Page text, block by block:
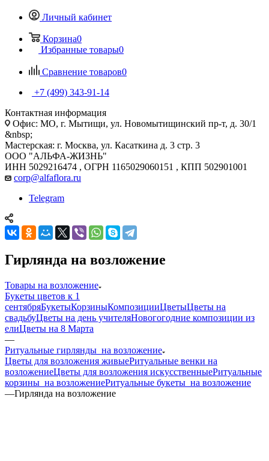
Личный кабинет
Корзина0
Избранные товары0
Сравнение товаров0
+7 (499) 343-91-14
Контактная информация
Офис: МО, г. Мытищи, ул. Новомытищинский пр-т, д. 30/1
&nbsp;
Мастерская: г. Москва, ул. Касаткина д. 3 стр. 3
ООО "АЛЬФА-ЖИЗНЬ"
ИНН 5029216474 , ОГРН 1165029060151 , КПП 502901001
corp@alfaflora.ru
Telegram
Гирлянда на возложение
Товары на возложение
Букеты цветов к 1
сентябряБукетыКорзиныКомпозицииЦветыЦветы на
свадьбуЦветы на день учителяНовогогодние композиции из
елиЦветы на 8 Марта
—
Ритуальные гирлянды на возложение
Цветы для возложения живыеРитуальные венки на
возложениеЦветы для возложения искусственныеРитуальные
корзины на возложениеРитуальные букеты на возложение
—Гирлянда на возложение